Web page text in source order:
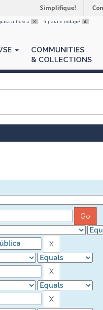
Simplifique!
a busca 3 Ir para o rodapé 4
COMMUNITIES
& COLLECTIONS